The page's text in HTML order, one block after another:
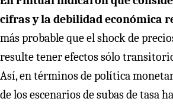
cifras y la debilidad económica
más probable que el shock de
resulte tener efectos sólo
Así, en términos de política
de los escenarios de subas de tasa